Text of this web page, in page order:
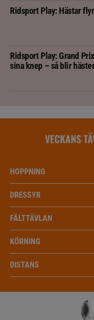
Ridsport Play: Hästar
Ridsport Play: Grand
sina knep – så blir
VECKANS
HOPPNING
DRESSYR
FÄLTTÄVLAN
KÖRNING
DISTANS